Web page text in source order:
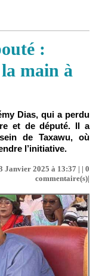
:
main à
Dias, qui a perdu
et de député. Il a
de Taxawu, où
l’initiative.
Janvier 2025 à 13:37 | | 0
commentaire(s)|